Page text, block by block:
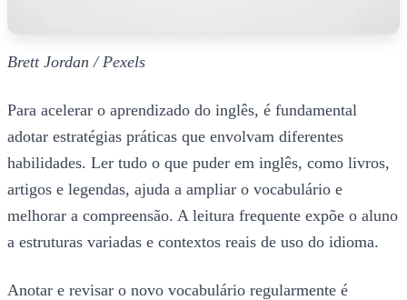
Brett Jordan / Pexels
Para acelerar o aprendizado do inglês, é fundamental
adotar estratégias práticas que envolvam diferentes
habilidades. Ler tudo o que puder em inglês, como livros,
artigos e legendas, ajuda a ampliar o vocabulário e
melhorar a compreensão. A leitura frequente expõe o aluno
a estruturas variadas e contextos reais de uso do idioma.
Anotar e revisar o novo vocabulário regularmente é